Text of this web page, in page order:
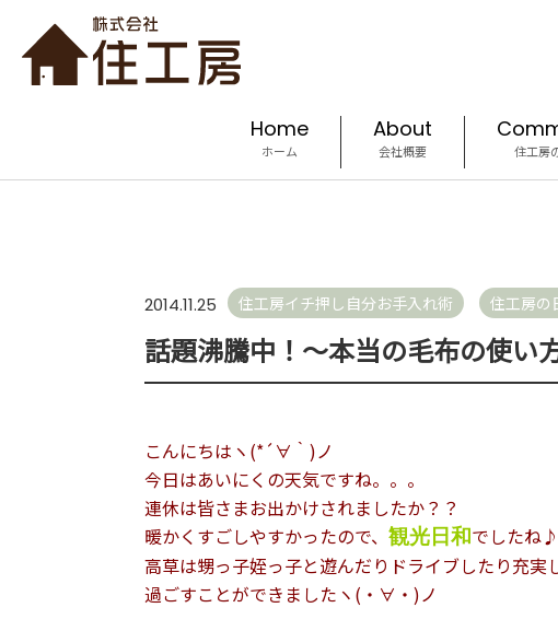
Home
ホーム
About
会社概要 住工房
2014.11.25 住工房イチ押し自分お手入れ術 住工房の
話題沸騰中！～本当の毛布の使い
こんにちはヽ(*´∀｀)ノ
今日はあいにくの天気ですね。。。
連休は皆さまお出かけされましたか？？
暖かくすごしやすかったので、 観光日和でしたね♪
高草は甥っ子姪っ子と遊んだりドライブしたり充実
過ごすことができましたヽ(・∀・)ノ